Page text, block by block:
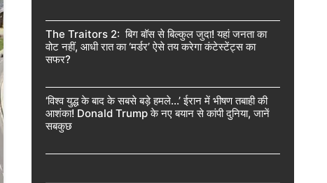
The Traitors 2: बिग बॉस से बिल्कुल जुदा! यहां जनता का
वोट नहीं, आधी रात का ‘मर्डर’ ऐसे तय करेगा कंटेस्टेंट्स का
सफर?
‘विश्व युद्ध के बाद के सबसे बड़े हमले…’ ईरान में भीषण तबाही की
आशंका! Donald Trump के नए बयान से कांपी दुनिया, जानें
सबकुछ